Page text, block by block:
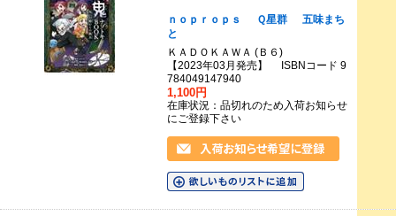
ｎｏｐｒｏｐｓ Ｑ星群
五味まち
と
ＫＡＤＯＫＡＷＡ (Ｂ６)
【2023年03月発売】 ISBNコード 9
784049147940
1,100円
在庫状況：品切れのため入荷お知らせ
にご登録下さい